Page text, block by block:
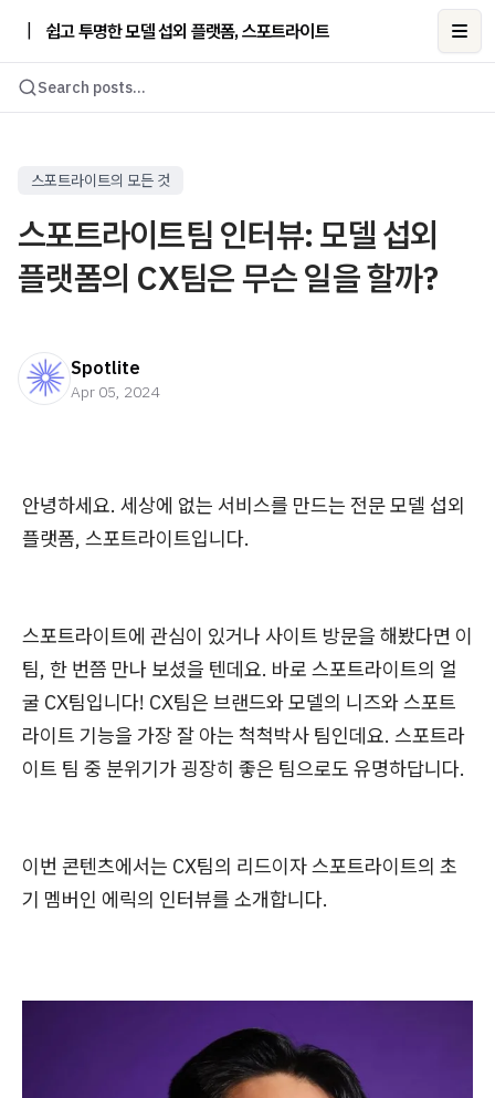
쉽고 투명한 모델 섭외 플랫폼, 스포트라이트
Search posts...
스포트라이트의 모든 것
스포트라이트팀 인터뷰: 모델 섭외
플랫폼의 CX팀은 무슨 일을 할까?
Spotlite
Apr 05, 2024
안녕하세요. 세상에 없는 서비스를 만드는 전문 모델 섭외
플랫폼, 스포트라이트입니다.
스포트라이트에 관심이 있거나 사이트 방문을 해봤다면 이
팀, 한 번쯤 만나 보셨을 텐데요. 바로 스포트라이트의 얼
굴 CX팀입니다! CX팀은 브랜드와 모델의 니즈와 스포트
라이트 기능을 가장 잘 아는 척척박사 팀인데요. 스포트라
이트 팀 중 분위기가 굉장히 좋은 팀으로도 유명하답니다.
이번 콘텐츠에서는 CX팀의 리드이자 스포트라이트의 초
기 멤버인 에릭의 인터뷰를 소개합니다.